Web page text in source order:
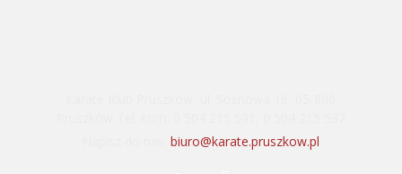
Napisz do nas:biuro@karate.pruszkow.pl